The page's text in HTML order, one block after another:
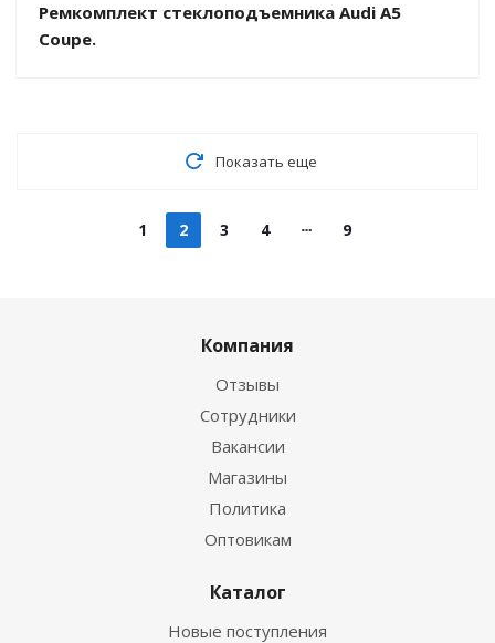
Ремкомплект стеклоподъемника Audi A5
Coupe.
Показать еще
1 2 3 4 9
Компания
Отзывы
Сотрудники
Вакансии
Магазины
Политика
Оптовикам
Каталог
Новые поступления